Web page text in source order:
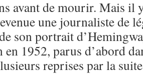
avant de mourir. Mais il
une journaliste de
son portrait
en 1952, parus d’abord
reprises par la